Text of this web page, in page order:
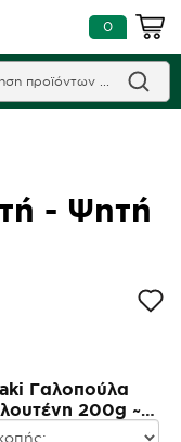
0
- Ψητή
Γαλοπούλα
200g ~